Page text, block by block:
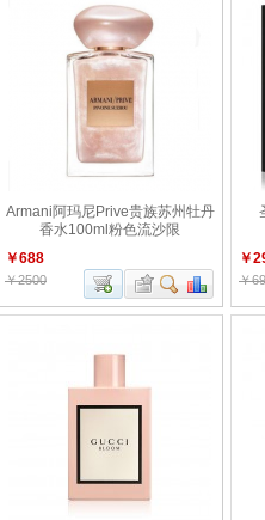
Armani阿玛尼Prive贵族苏州牡丹
香水100ml粉色流沙限
￥688
￥2500
￥
￥